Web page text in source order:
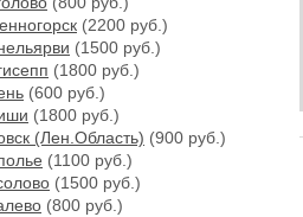
(2200 руб.)
(1500 руб.)
(1800 руб.)
(600 руб.)
(1800 руб.)
(Лен.Область) (900 руб.)
(1100 руб.)
(1500 руб.)
(800 руб.)